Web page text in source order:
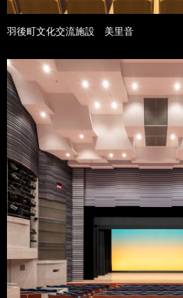
羽後町文化交流施設 美里音